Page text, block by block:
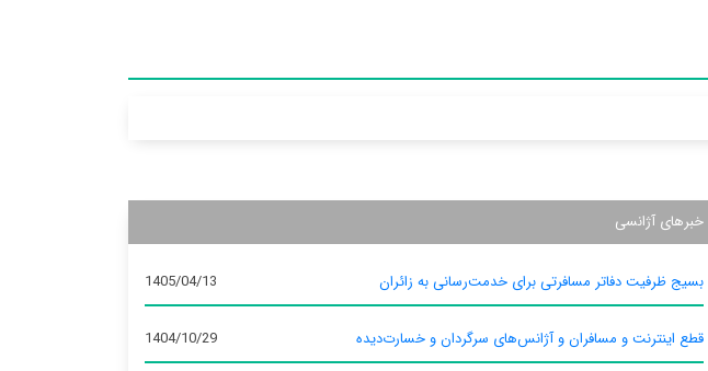
خبرهای آژانسی
بسیج ظرفیت دفاتر مسافرتی برای خدمت‌رسانی به زائران 1405/04/13
قطع اینترنت و مسافران و آژانس‌های سرگردان و خسارت‌دیده 1404/10/29